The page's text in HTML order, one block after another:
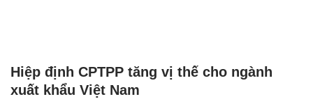
Hiệp định CPTPP tăng vị thế cho ngành
xuất khẩu Việt Nam